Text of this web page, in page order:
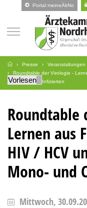
Portal meineÄkNo
Presse
Veranstaltungen
Roundtable der Virologie -
Mono- und Co-Infizierten
Vorlesen
Roundtable
Lernen aus
HIV / HCV
Mono- und
Mittwoch,